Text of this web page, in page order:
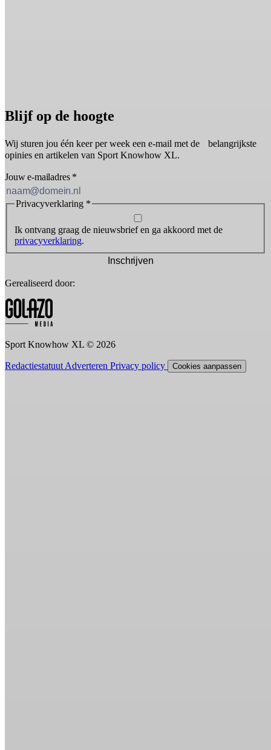
Blijf op de hoogte
Wij sturen jou één keer per week een e-mail met de belangrijkste
opinies en artikelen van Sport Knowhow XL.
Jouw e-mailadres *
Privacyverklaring *
Ik ontvang graag de nieuwsbrief en ga akkoord met de
privacyverklaring.
Inschrijven
Gerealiseerd door:
Sport Knowhow XL © 2026
Redactiestatuut Adverteren Privacy policy Cookies aanpassen